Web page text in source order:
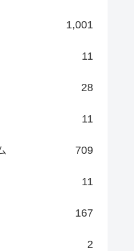
1,001
11
28
11
709
11
167
2